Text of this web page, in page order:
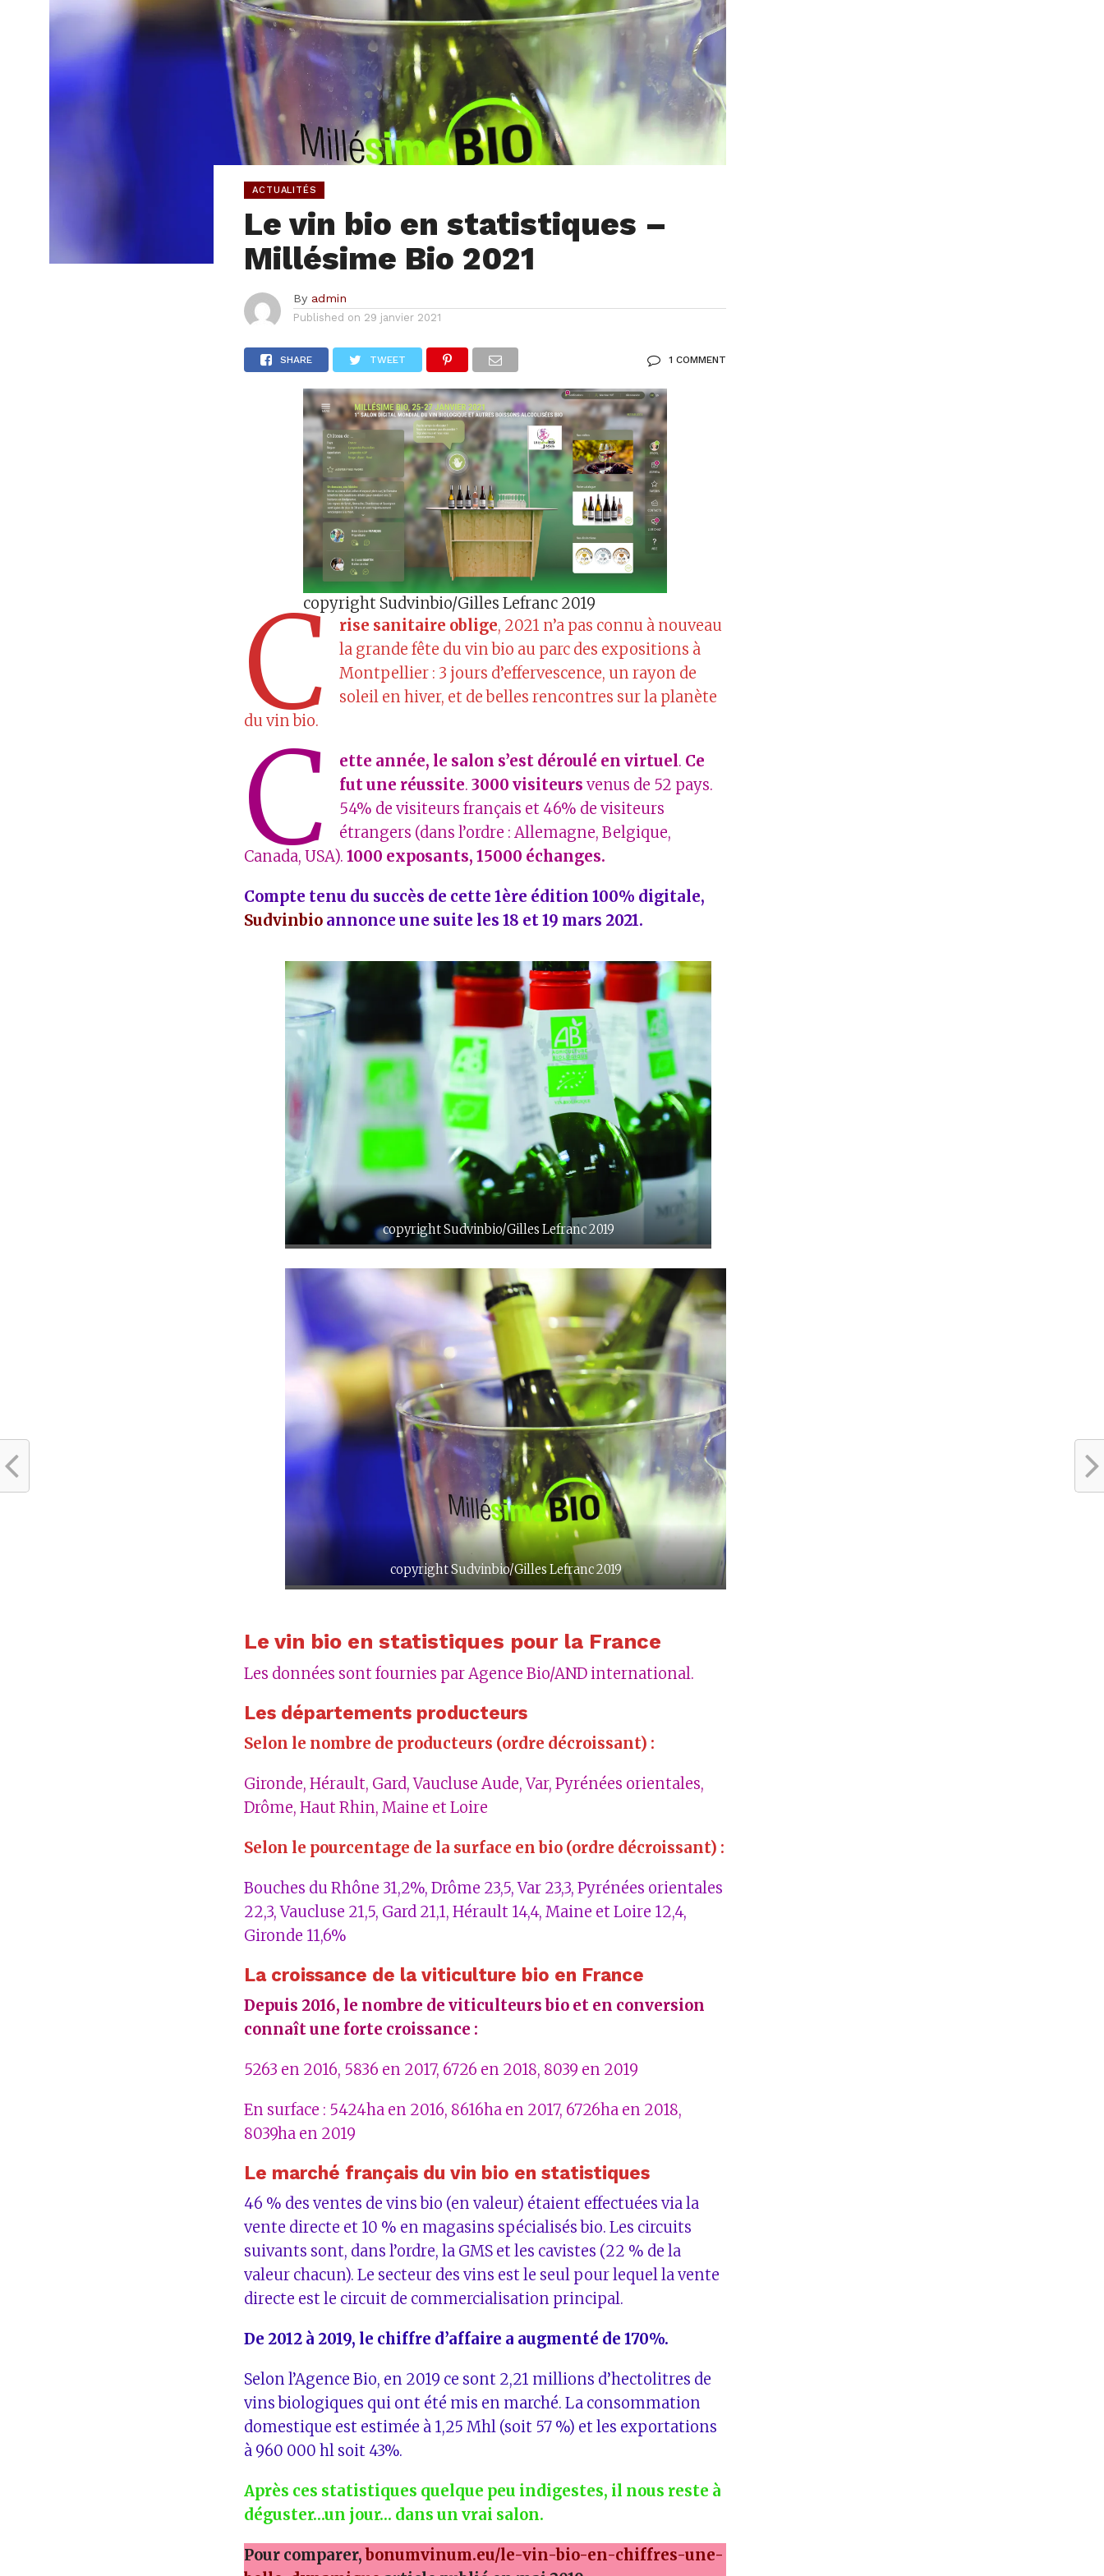
ACTUALITÉS
Le vin bio en statistiques –
Millésime Bio 2021
By admin
Published on 29 janvier 2021
SHARE TWEET 1 COMMENT
copyright Sudvinbio/Gilles Lefranc 2019
C rise sanitaire oblige, 2021 n’a pas connu à nouveau
la grande fête du vin bio au parc des expositions à
Montpellier : 3 jours d’effervescence, un rayon de
soleil en hiver, et de belles rencontres sur la planète
du vin bio.
C ette année, le salon s’est déroulé en virtuel. Ce
fut une réussite. 3000 visiteurs venus de 52 pays.
54% de visiteurs français et 46% de visiteurs
étrangers (dans l’ordre : Allemagne, Belgique,
Canada, USA).1000 exposants, 15000 échanges.
Compte tenu du succès de cette 1ère édition 100% digitale,
Sudvinbio annonce une suite les 18 et 19 mars 2021.
copyright Sudvinbio/Gilles Lefranc 2019
copyright Sudvinbio/Gilles Lefranc 2019
Le vin bio en statistiques pour la France
Les données sont fournies par Agence Bio/AND international.
Les départements producteurs
Selon le nombre de producteurs (ordre décroissant) :
Gironde, Hérault, Gard, Vaucluse Aude, Var, Pyrénées orientales,
Drôme, Haut Rhin, Maine et Loire
Selon le pourcentage de la surface en bio (ordre décroissant) :
Bouches du Rhône 31,2%, Drôme 23,5, Var 23,3, Pyrénées orientales
22,3, Vaucluse 21,5, Gard 21,1, Hérault 14,4, Maine et Loire 12,4,
Gironde 11,6%
La croissance de la viticulture bio en France
Depuis 2016, le nombre de viticulteurs bio et en conversion
connaît une forte croissance :
5263 en 2016, 5836 en 2017, 6726 en 2018, 8039 en 2019
En surface : 5424ha en 2016, 8616ha en 2017, 6726ha en 2018,
8039ha en 2019
Le marché français du vin bio en statistiques
46 % des ventes de vins bio (en valeur) étaient effectuées via la
vente directe et 10 % en magasins spécialisés bio. Les circuits
suivants sont, dans l’ordre, la GMS et les cavistes (22 % de la
valeur chacun). Le secteur des vins est le seul pour lequel la vente
directe est le circuit de commercialisation principal.
De 2012 à 2019, le chiffre d’affaire a augmenté de 170%.
Selon l’Agence Bio, en 2019 ce sont 2,21 millions d’hectolitres de
vins biologiques qui ont été mis en marché. La consommation
domestique est estimée à 1,25 Mhl (soit 57 %) et les exportations
à 960 000 hl soit 43%.
Après ces statistiques quelque peu indigestes, il nous reste à
déguster…un jour… dans un vrai salon.
Pour comparer,bonumvinum.eu/le-vin-bio-en-chiffres-une-